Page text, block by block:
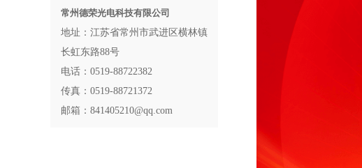
常州德荣光电科技有限公司
地址：江苏省常州市武进区横林镇
长虹东路88号
电话：0519-88722382
传真：0519-88721372
邮箱：841405210@qq.com